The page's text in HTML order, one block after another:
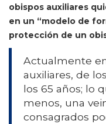
obispos auxiliares
en un “modelo de
protección de un
Actualmente
auxiliares, de
los 65 años; lo
menos, una
consagrados